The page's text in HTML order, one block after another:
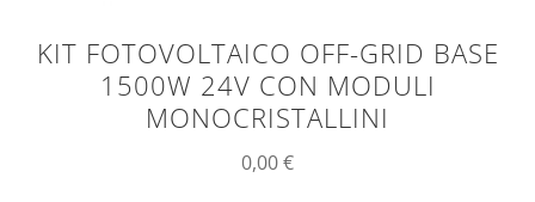
KIT FOTOVOLTAICO OFF-GRID BASE
1500W 24V CON MODULI
MONOCRISTALLINI
0,00€